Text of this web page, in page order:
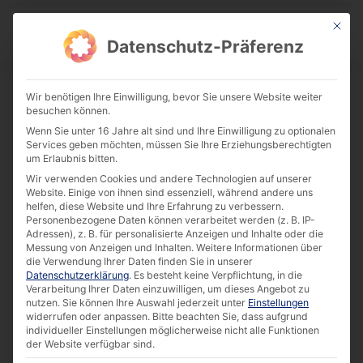
Download Center
Datasheet | 10.1″ IP69K Capacitive
Touch Monitor
Download
4315 downloads
408.73 KB
This
Datenschutz-Präferenz
Wir benötigen Ihre Einwilligung, bevor Sie unsere Website weiter
besuchen können.
Wenn Sie unter 16 Jahre alt sind und Ihre Einwilligung zu optionalen
Services geben möchten, müssen Sie Ihre Erziehungsberechtigten
um Erlaubnis bitten.
Wir verwenden Cookies und andere Technologien auf unserer
Website. Einige von ihnen sind essenziell, während andere uns
helfen, diese Website und Ihre Erfahrung zu verbessern.
Personenbezogene Daten können verarbeitet werden (z. B. IP-
Adressen), z. B. für personalisierte Anzeigen und Inhalte oder die
Messung von Anzeigen und Inhalten. Weitere Informationen über
die Verwendung Ihrer Daten finden Sie in unserer
Datenschutzerklärung. Es besteht keine Verpflichtung, in die
Verarbeitung Ihrer Daten einzuwilligen, um dieses Angebot zu
nutzen. Sie können Ihre Auswahl jederzeit unter Einstellungen
widerrufen oder anpassen. Bitte beachten Sie, dass aufgrund
individueller Einstellungen möglicherweise nicht alle Funktionen
der Website verfügbar sind.